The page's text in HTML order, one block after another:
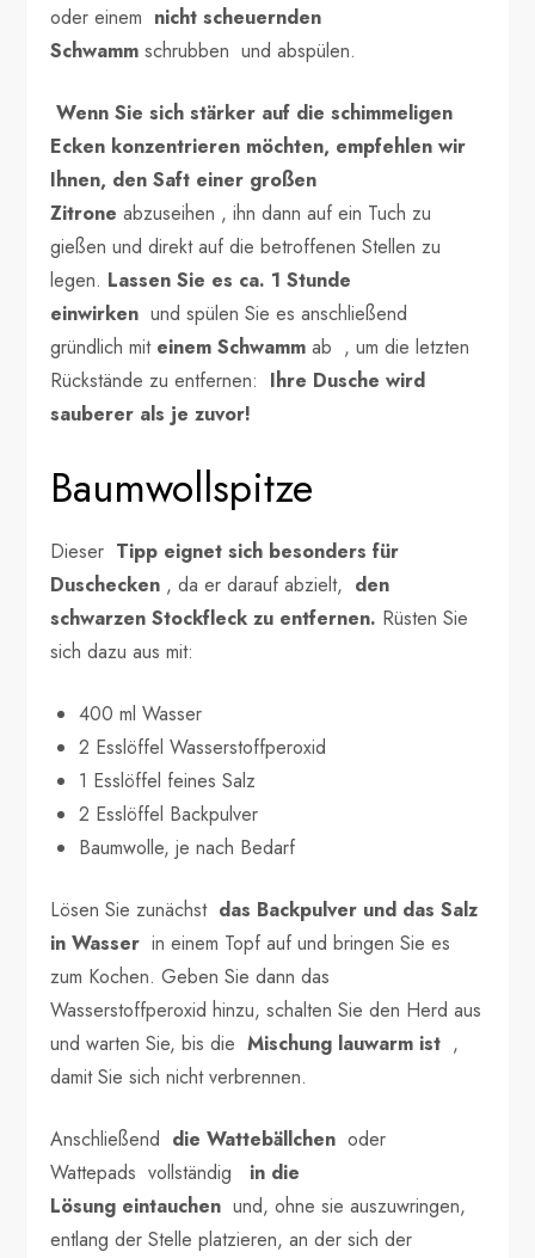
oder einem nicht scheuernden
Schwamm schrubben und abspülen.
Wenn Sie sich stärker auf die schimmeligen
Ecken konzentrieren möchten, empfehlen wir
Ihnen, den Saft einer großen
Zitrone abzuseihen , ihn dann auf ein Tuch zu
gießen und direkt auf die betroffenen Stellen zu
legen. Lassen Sie es ca. 1 Stunde
einwirken und spülen Sie es anschließend
gründlich mit einem Schwamm ab , um die letzten
Rückstände zu entfernen: Ihre Dusche wird
sauberer als je zuvor!
Baumwollspitze
Dieser Tipp eignet sich besonders für
Duschecken , da er darauf abzielt, den
schwarzen Stockfleck zu entfernen. Rüsten Sie
sich dazu aus mit:
400 ml Wasser
2 Esslöffel Wasserstoffperoxid
1 Esslöffel feines Salz
2 Esslöffel Backpulver
Baumwolle, je nach Bedarf
Lösen Sie zunächst das Backpulver und das Salz
in Wasser in einem Topf auf und bringen Sie es
zum Kochen. Geben Sie dann das
Wasserstoffperoxid hinzu, schalten Sie den Herd aus
und warten Sie, bis dieMischung lauwarm ist ,
damit Sie sich nicht verbrennen.
Anschließend die Wattebällchen oder
Wattepads vollständig
in die
Lösung eintauchen und, ohne sie auszuwringen,
entlang der Stelle platzieren, an der sich der